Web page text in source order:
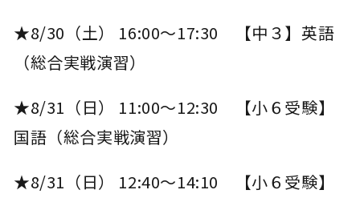
★8/30（土） 16:00～17:30 【中３】英語
（総合実戦演習）
★8/31（日） 11:00～12:30 【小６受験】
国語（総合実戦演習）
★8/31（日） 12:40～14:10 【小６受験】